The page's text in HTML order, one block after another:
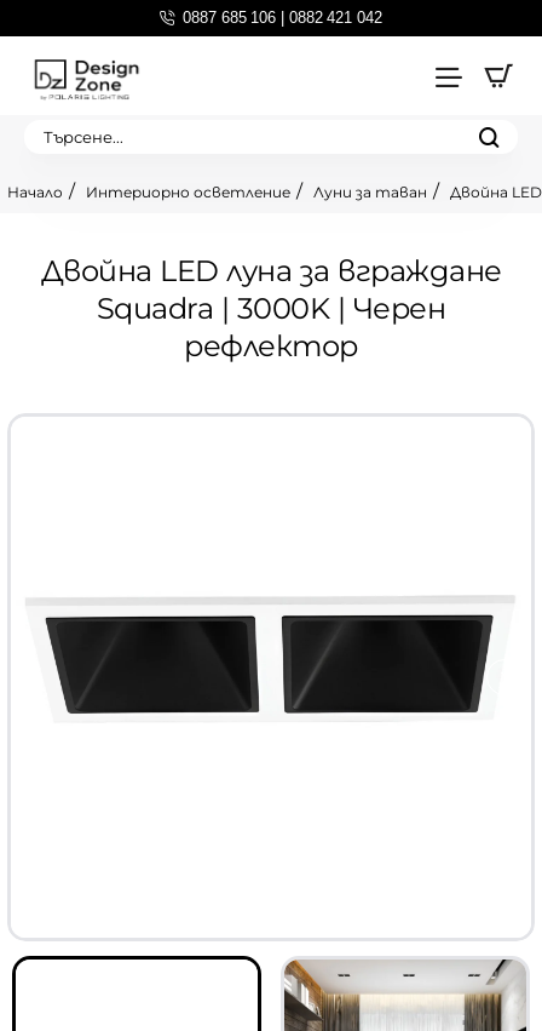
0887 685 106 | 0882 421 042
Търсене...
Двойна LED луна за вграждане
Squadra | 3000K | Черен
рефлектор
Интериорно осветление Луни за таван Двойна
ТОП -33%